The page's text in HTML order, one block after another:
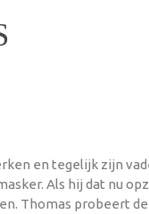
en tegelijk zijn
Als hij dat nu
Thomas probeert